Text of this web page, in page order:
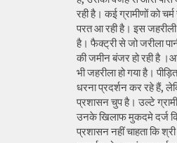
रही है। कई ग्रामीणों को
परत आ रही है। इस जहरीली
है। फैक्ट्री से जो जरीला
की जमीन बंजर हो रही है
भी जहरीला हो गया है।
धरना प्रदर्शन कर रहे हैं,
प्रशासन चुप है। उल्टे
उनके खिलाफ मुकदमे दर्ज
प्रशासन नहीं चाहता कि